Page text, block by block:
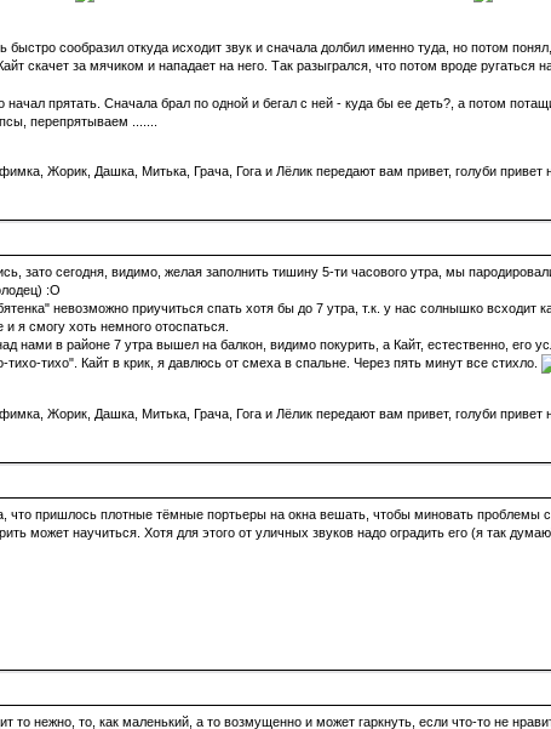
сообразил откуда исходит звук и сначала долбил именно туда, но потом
скачет за мячиком и нападает на него. Так разыгрался, что потом вроде ругаться
прятать. Сначала брал по одной и бегал с ней - куда бы ее деть?, а потом
перепрятываем .......
Жорик, Дашка, Митька, Грача, Гога и Лёлик передают вам привет, голуби привет
зато сегодня, видимо, желая заполнить тишину 5-ти часового утра, мы
:О
невозможно приучиться спать хотя бы до 7 утра, т.к. у нас солнышко всходит
я смогу хоть немного отоспаться.
нами в районе 7 утра вышел на балкон, видимо покурить, а Кайт, естественно, его
тихо". Кайт в крик, я давлюсь от смеха в спальне. Через пять минут все стихло.
Жорик, Дашка, Митька, Грача, Гога и Лёлик передают вам привет, голуби привет
что пришлось плотные тёмные портьеры на окна вешать, чтобы миновать проблемы
может научиться. Хотя для этого от уличных звуков надо оградить его (я так
нежно, то, как маленький, а то возмущенно и может гаркнуть, если что-то не